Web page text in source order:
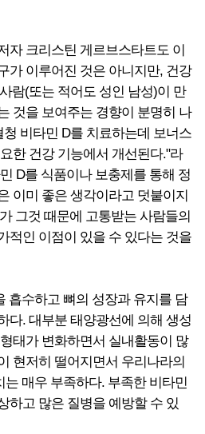
자 크리스틴 게르브스타트도 이
가 이루어진 것은 아니지만, 건강
람(또는 적어도 성인 남성)이 만
것을 보여주는 경향이 분명히 나
비타민 D를 치료하는데 보너스
한 건강 기능에서 개선된다."라
D를 식품이나 보충제를 통해 정
이미 좋은 생각이라고 덧붙이지
그것 때문에 고통받는 사람들의
적인 이점이 있을 수 있다는 것을
흡수하고 뼈의 성장과 유지를 담
다. 대부분 태양광선에 의해 생성
태가 변화하면서 실내활동이 많
현저히 떨어지면서 우리나라의
매우 부족하다. 부족한 비타민
하고 많은 질병을 예방할 수 있